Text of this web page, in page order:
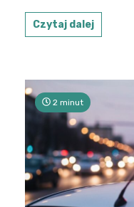
Czytaj dalej
2 minut